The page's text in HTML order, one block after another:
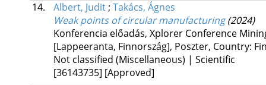
14.
Albert, Judit; Takács, Ágnes
Weak points of circular manufacturing (2024)
Konferencia előadás, Xplorer Conference
[Lappeeranta, Finnország], Poszter, Country:
Not classified (Miscellaneous) | Scientific
[36143735] [Approved]